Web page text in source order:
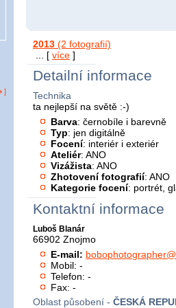
]
2013 (2 fotografií)
... [ více ]
Detailní informace
Technika
ta nejlepší na světě :-)
Barva: černobíle i barevně
Typ: jen digitálně
Focení: interiér i exteriér
Ateliér: ANO
Vizážista: ANO
Zhotovení fotografií: ANO
Kategorie focení: portrét,
Kontaktní informace
Luboš Blanár
66902 Znojmo
E-mail:
Mobil: -
Telefon: -
Fax: -
Oblast působení - ČESKÁ